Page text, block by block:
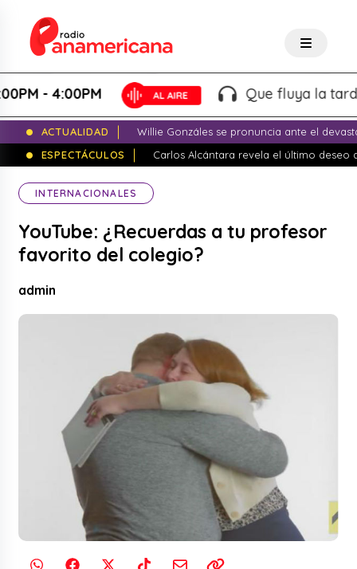
- 4:00PM Que fluya la tarde! -
ACTUALIDAD
Willie Gonzáles se pronuncia ante el
ESPECTÁCULOS
Carlos Alcántara revela el último deseo
INTERNACIONALES
YouTube: ¿Recuerdas a tu profesor
favorito del colegio?
admin